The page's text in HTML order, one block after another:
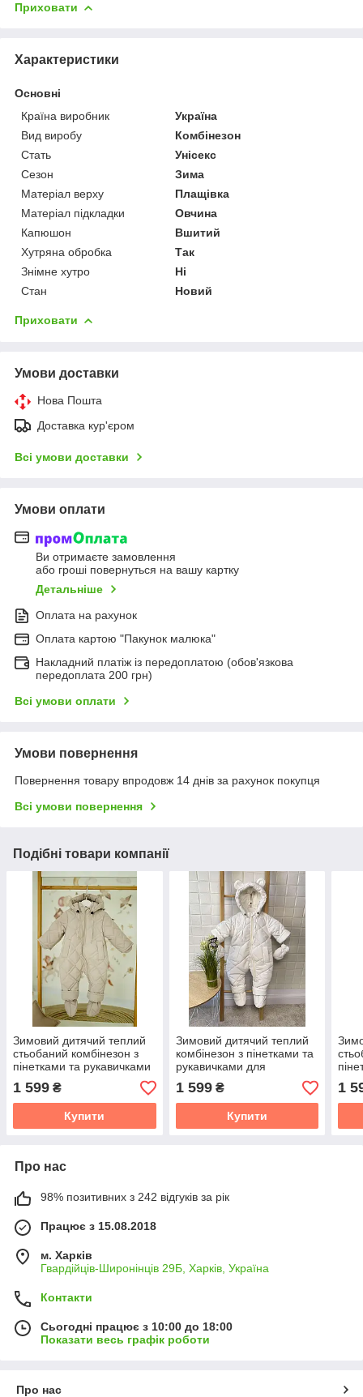
Приховати
Характеристики
Основні
Країна виробник
Україна
Вид виробу
Комбінезон
Стать
Унісекс
Сезон
Зима
Матеріал верху
Плащівка
Матеріал підкладки
Овчина
Капюшон
Вшитий
Хутряна обробка
Так
Знімне хутро
Ні
Стан
Новий
Приховати
Умови доставки
Нова Пошта
Доставка кур'єром
Всі умови доставки
Умови оплати
Ви отримаєте замовлення
або гроші повернуться на вашу картку
Детальніше
Оплата на рахунок
Оплата картою "Пакунок малюка"
Накладний платіж із передоплатою (обов'язкова
передоплата 200 грн)
Всі умови оплати
Умови повернення
Повернення товару впродовж 14 днів за рахунок покупця
Всі умови повернення
Подібні товари компанії
Зимовий дитячий теплий
стьобаний комбінезон з
пінетками та рукавичками
розмір 68 74 80 86
1 599 ₴
Купити
Зимовий дитячий теплий
комбінезон з пінетками та
рукавичками для
новонароджених розміри
74 80 від півроку до
півтора року
1 599₴
Купити
1
Про нас
98% позитивних з 242 відгуків за рік
Працює з 15.08.2018
м. Харків
Гвардійців-Широнінців 29Б, Харків, Україна
Контакти
Сьогодні працює з 10:00 до 18:00
Показати весь графік роботи
Про нас